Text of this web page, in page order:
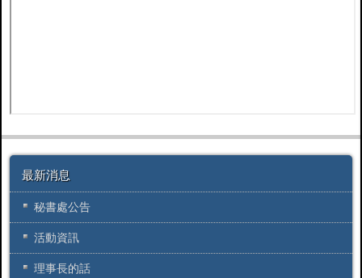
最新消息
秘書處公告
活動資訊
理事長的話